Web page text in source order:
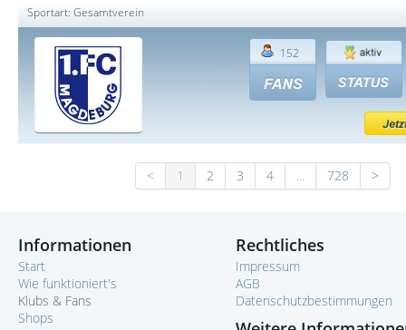
Sportart: Gesamtverein
152
< 1 2 3 4 ... 728 >
Informationen
Start
Wie funktioniert's
Klubs & Fans
Shops
Rechtliches
Impressum
AGB
Datenschutzbestimmungen